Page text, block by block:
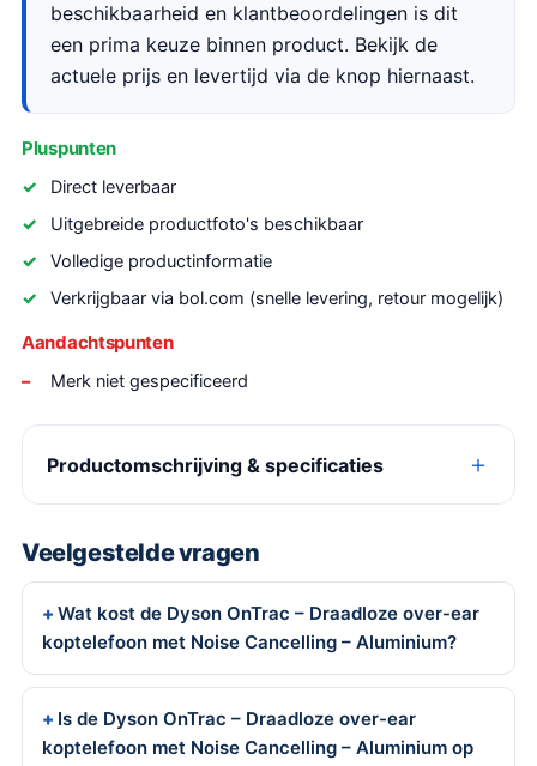
beschikbaarheid en klantbeoordelingen is dit
een prima keuze binnen product. Bekijk de
actuele prijs en levertijd via de knop hiernaast.
Pluspunten
Direct leverbaar
Uitgebreide productfoto's beschikbaar
Volledige productinformatie
Verkrijgbaar via bol.com (snelle levering, retour mogelijk)
Aandachtspunten
Merk niet gespecificeerd
Productomschrijving & specificaties
Veelgestelde vragen
Wat kost de Dyson OnTrac – Draadloze over-ear
koptelefoon met Noise Cancelling – Aluminium?
Is de Dyson OnTrac – Draadloze over-ear
koptelefoon met Noise Cancelling – Aluminium op